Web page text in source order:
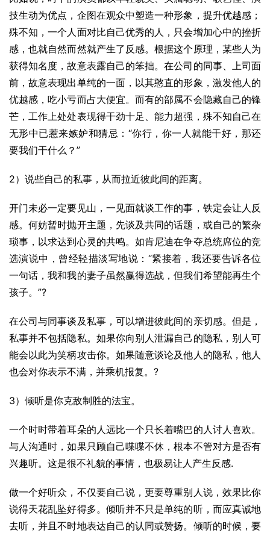
技生动为优点，企图在观众中塑造一种形象，提升优越感；
殊不知，一个人面对比自己优秀的人，只会增加心中的挫折
感，也就自然而然就产生了反感。根据这个原理，某些人为
获得知名度，故意表露自己的笨拙。在公司的同事、上司面
前，故意表现出单纯的一面，以其憨直的形象，激发他人的
优越感，吃小亏而占大便宜。而有的部属不会隐藏自己的锋
芒，工作上处处表现得干劲十足、能力超强，殊不知自己在
无形中已惹来嫉妒和猜忌：“你行，你一人就能干好，那还
要我们干什么？”
2）说些自己的私事，从而拉近彼此间的距离。
开门未必一定要见山，一见面就谈工作的事，铁定会让人反
感。何妨暂时抛开主题，先谈及共同的话题，或自己的繁杂
琐事，以求达到心灵的共鸣。如肯尼迪在争夺总统席位的竞
选演说中，曾经轻描淡写地说：“紧接着，我还要告诉各位
一句话，我和我的妻子虽然赢得选战，但我们希望能再生个
孩子。”?
在公司与同事谈及私事，可以增进彼此间的亲切感。但是，
私事并不包括隐私。如果你向别人泄漏自己的隐私，别人可
能会以此为笑柄攻击你。如果随意谈论及他人的隐私，他人
也会对你表示不满，并乘机报复。?
3）倾听是你克敌制胜的法宝。
一个时时带着耳朵的人远比一个只长着嘴巴的人讨人喜欢。
与人沟通时，如果只顾自己喋喋不休，根本不管对方是否有
兴趣听。这是很不礼貌的事情，也极易让人产生反感.
做一个好听众，不仅要自己说，更要尊重别人说，效果比你
说得天花乱坠好得多。倾听并不只是单纯的听，而应真诚地
去听，并且不时地表达自己的认同或赞扬。倾听的时候，要